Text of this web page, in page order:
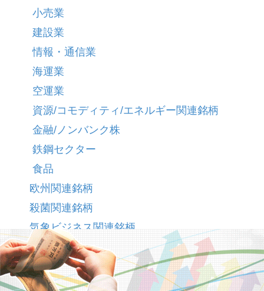
小売業
建設業
情報・通信業
海運業
空運業
資源/コモディティ/エネルギー関連銘柄
金融/ノンバンク株
鉄鋼セクター
食品
欧州関連銘柄
殺菌関連銘柄
気象ビジネス関連銘柄
水ビジネス関連銘柄
水害対策関連銘柄
水道民営化関連銘柄